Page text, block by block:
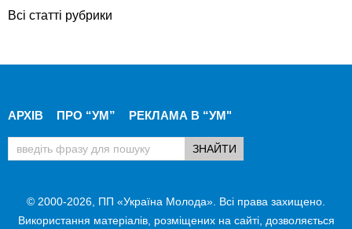
Всі статті рубрики
АРХІВ ПРО “УМ” РЕКЛАМА В “УМ"
© 2000-2026, ПП «Україна Молода». Всі права захищено.
Використання матеріалів, розміщених на сайті, дозволяється